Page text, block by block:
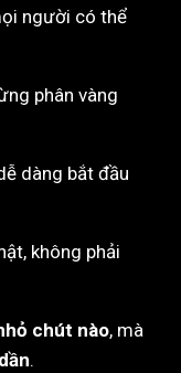
người có thể
phân vàng
dàng bắt đầu
không phải
chút nào, mà
.